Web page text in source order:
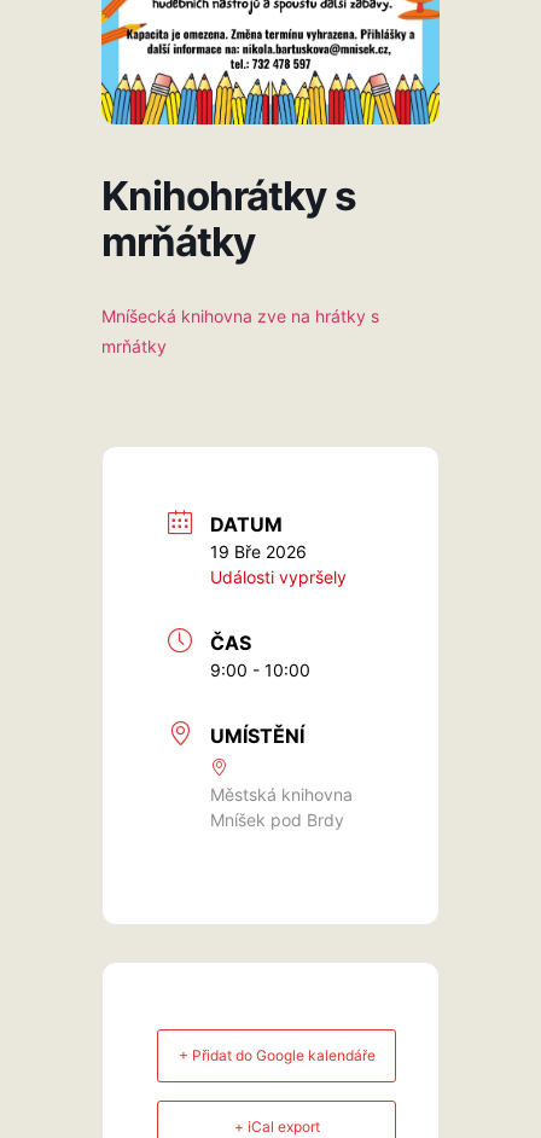
Knihohrátky s
mrňátky
Mníšecká knihovna zve na hrátky s
mrňátky
DATUM
19 Bře 2026
Události vypršely
ČAS
9:00 - 10:00
UMÍSTĚNÍ
Městská knihovna
Mníšek pod Brdy
+ Přidat do Google kalendáře
+ iCal export